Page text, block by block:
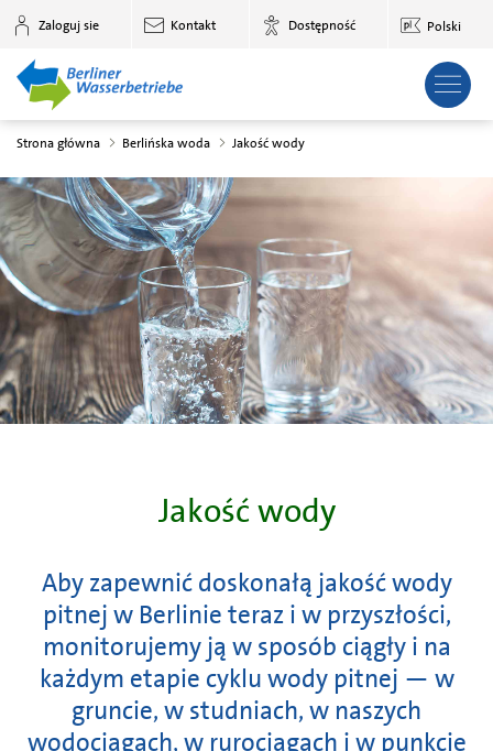
do głównej treści
Zaloguj sie Kontakt Dostępność Polski
Strona główna Berlińska woda Jakość wody
Jakość wody
Aby zapewnić doskonałą jakość wody
pitnej w Berlinie teraz i w przyszłości,
monitorujemy ją w sposób ciągły i na
każdym etapie cyklu wody pitnej — w
gruncie, w studniach, w naszych
wodociągach, w rurociągach i w punkcie